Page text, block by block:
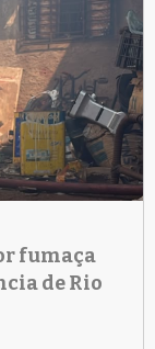
fumaça
de Rio